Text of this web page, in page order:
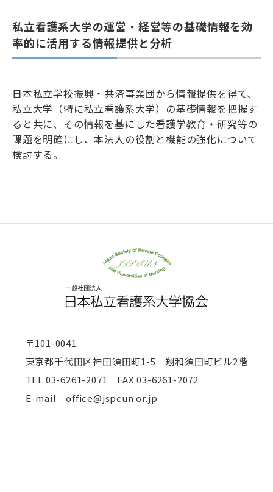
私立看護系大学の運営・経営等の基礎情報を効
率的に活用する情報提供と分析
日本私立学校振興・共済事業団から情報提供を得て、
私立大学（特に私立看護系大学）の基礎情報を把握す
ると共に、その情報を基にした看護学教育・研究等の
課題を明確にし、本法人の役割と機能の強化について
検討する。
〒101-0041
東京都千代田区神田須田町1-5 翔和須田町ビル2階
TEL 03-6261-2071 FAX 03-6261-2072
E-mail office@jspcun.or.jp